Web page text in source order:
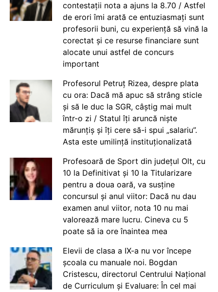
contestații nota a ajuns la 8.70 / Astfel
de erori îmi arată ce entuziasmați sunt
profesorii buni, cu experiență să vină la
corectat și ce resurse financiare sunt
alocate unui astfel de concurs
important
Profesorul Petruț Rizea, despre plata
cu ora: Dacă mă apuc să strâng sticle
și să le duc la SGR, câștig mai mult
într-o zi / Statul îți aruncă niște
mărunțiș și îți cere să-i spui „salariu”.
Asta este umilință instituționalizată
Profesoară de Sport din județul Olt, cu
10 la Definitivat și 10 la Titularizare
pentru a doua oară, va susține
concursul și anul viitor: Dacă nu dau
examen anul viitor, nota 10 nu mai
valorează mare lucru. Cineva cu 5
poate să ia ore înaintea mea
Elevii de clasa a IX-a nu vor începe
școala cu manuale noi. Bogdan
Cristescu, directorul Centrului Național
de Curriculum și Evaluare: În cel mai